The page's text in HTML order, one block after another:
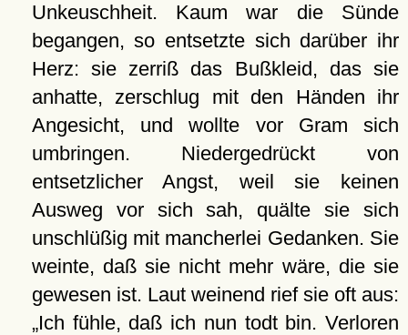
Unkeuschheit. Kaum war die Sünde
begangen, so entsetzte sich darüber ihr
Herz: sie zerriß das Bußkleid, das sie
anhatte, zerschlug mit den Händen ihr
Angesicht, und wollte vor Gram sich
umbringen. Niedergedrückt von
entsetzlicher Angst, weil sie keinen
Ausweg vor sich sah, quälte sie sich
unschlüßig mit mancherlei Gedanken. Sie
weinte, daß sie nicht mehr wäre, die sie
gewesen ist. Laut weinend rief sie oft aus:
Ich fühle, daß ich nun todt bin. Verloren